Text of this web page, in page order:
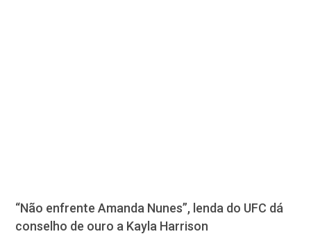
“Não enfrente Amanda Nunes”, lenda do UFC dá
conselho de ouro a Kayla Harrison